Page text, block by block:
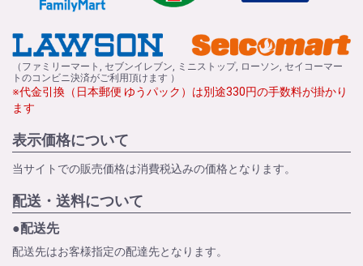
（ファミリーマート, セブンイレブン, ミニストップ, ローソン, セイコーマー
トのコンビニ決済がご利用頂けます ）
※代金引換（日本郵便 ゆうパック）は別途330円の手数料が掛かり
ます
表示価格について
当サイトでの販売価格は消費税込みの価格となります。
配送・送料について
●配送先
配送先はお客様指定の配達先となります。